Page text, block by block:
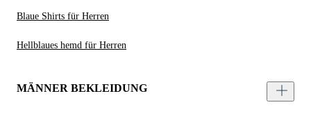
Blaue Shirts für Herren
Hellblaues hemd für Herren
MÄNNER BEKLEIDUNG